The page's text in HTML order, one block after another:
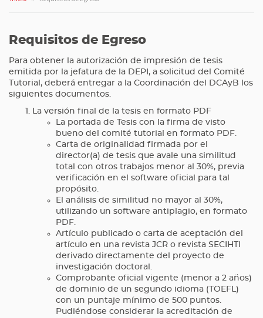
Requisitos de Egreso
Para obtener la autorización de impresión de tesis
emitida por la jefatura de la DEPI, a solicitud del Comité
Tutorial, deberá entregar a la Coordinación del DCAyB los
siguientes documentos.
La versión final de la tesis en formato PDF
La portada de Tesis con la firma de visto
bueno del comité tutorial en formato PDF.
Carta de originalidad firmada por el
director(a) de tesis que avale una similitud
total con otros trabajos menor al 30%, previa
verificación en el software oficial para tal
propósito.
El análisis de similitud no mayor al 30%,
utilizando un software antiplagio, en formato
PDF.
Artículo publicado o carta de aceptación del
artículo en una revista JCR o revista SECIHTI
derivado directamente del proyecto de
investigación doctoral.
Comprobante oficial vigente (menor a 2 años)
de dominio de un segundo idioma (TOEFL)
con un puntaje mínimo de 500 puntos.
Pudiéndose considerar la acreditación de